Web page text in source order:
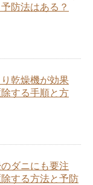
防法はある？
乾燥機が効果
する手順と方
ダニにも要注
する方法と予防